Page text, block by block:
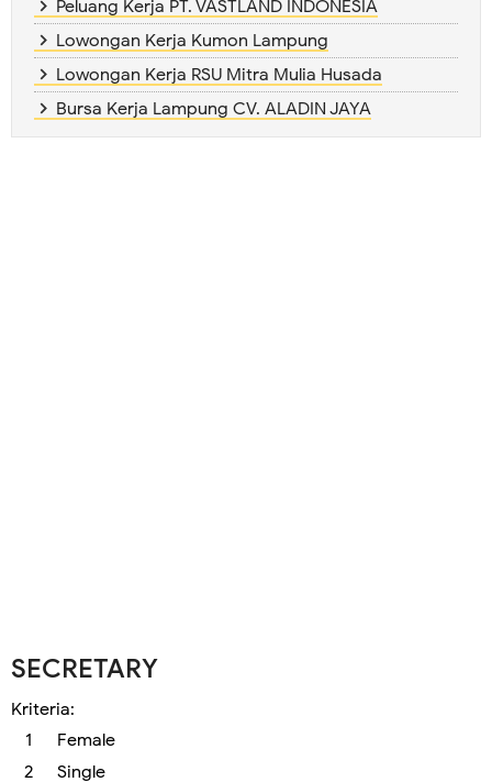
Peluang Kerja PT. VASTLAND INDONESIA
Lowongan Kerja Kumon Lampung
Lowongan Kerja RSU Mitra Mulia Husada
Bursa Kerja Lampung CV. ALADIN JAYA
SECRETARY
Kriteria:
Female
Single